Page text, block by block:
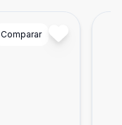
Comparar